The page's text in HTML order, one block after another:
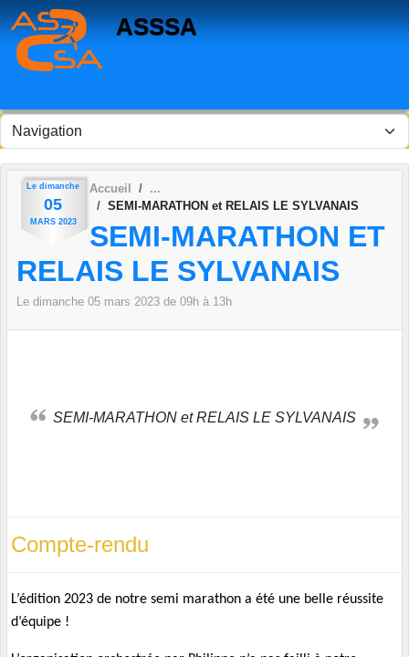
ASSSA
Le dimanche
05
MARS 2023
Accueil
SEMI-MARATHON et RELAIS LE SYLVANAIS
SEMI-MARATHON ET
RELAIS LE SYLVANAIS
Le dimanche 05 mars 2023 de 09h à 13h
SEMI-MARATHON et RELAIS LE SYLVANAIS
Compte-rendu
L’édition 2023 de notre semi marathon a été une belle réussite
d’équipe !
Panneau de gestion des cookies